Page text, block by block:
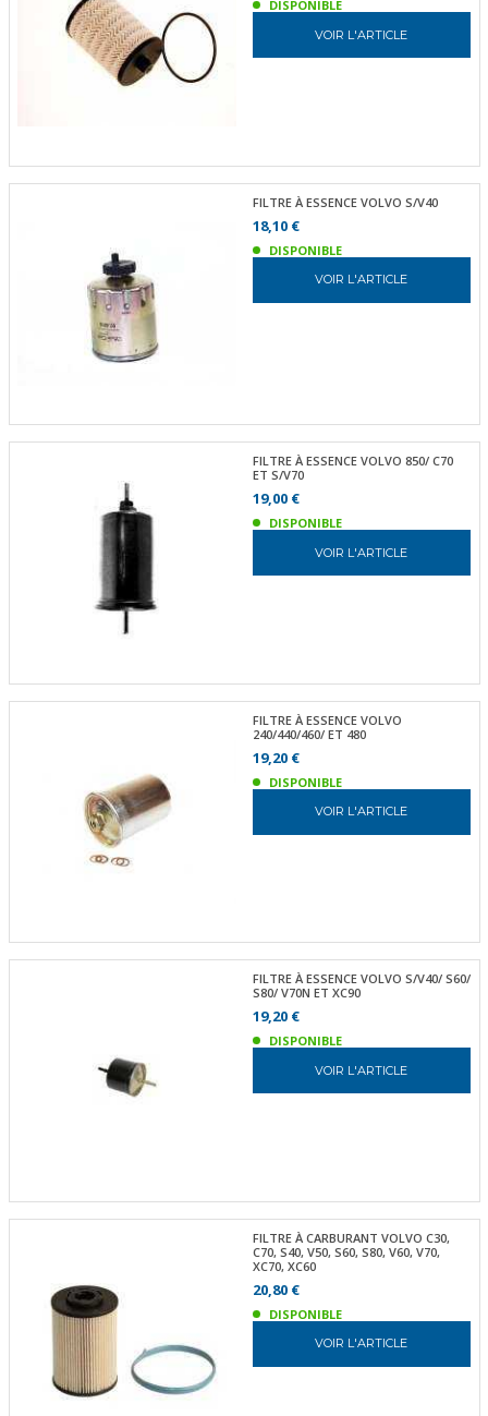
DISPONIBLE
VOIR L'ARTICLE
FILTRE À ESSENCE VOLVO S/V40
18,10 €
DISPONIBLE
VOIR L'ARTICLE
FILTRE À ESSENCE VOLVO 850/ C70
ET S/V70
19,00 €
DISPONIBLE
VOIR L'ARTICLE
FILTRE À ESSENCE VOLVO
240/440/460/ ET 480
19,20 €
DISPONIBLE
VOIR L'ARTICLE
FILTRE À ESSENCE VOLVO S/V40/ S60/
S80/ V70N ET XC90
19,20 €
DISPONIBLE
VOIR L'ARTICLE
FILTRE À CARBURANT VOLVO C30,
C70, S40, V50, S60, S80, V60, V70,
XC70, XC60
20,80 €
DISPONIBLE
VOIR L'ARTICLE